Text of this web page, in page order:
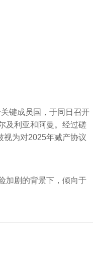
键成员国，于同日召开
及利亚和阿曼。经过磋
视为对2025年减产协议
加剧的背景下，倾向于